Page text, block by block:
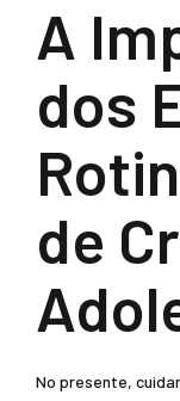
A
dos
de
No presente,